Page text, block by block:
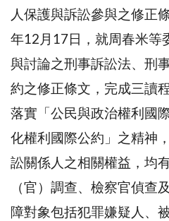
人保護與訴訟參與之修正
年12月17日，就周春米等
與討論之刑事訴訟法、刑
約之修正條文，完成三讀
落實「公民與政治權利國
化權利國際公約」之精神
訟關係人之相關權益，均
（官）調查、檢察官偵查
障對象包括犯罪嫌疑人、